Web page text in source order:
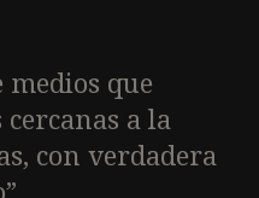
medios que
a la
con verdadera